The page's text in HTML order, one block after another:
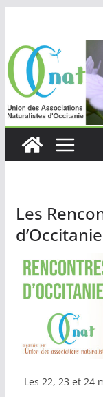
contenu
Les
Les 22, 23 et 24